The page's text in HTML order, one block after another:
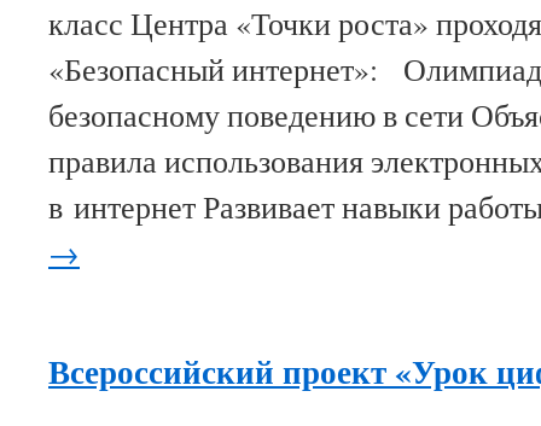
класс Центра «Точки роста»
«Безопасный интернет»:
безопасному поведению в сети
правила использования
в интернет Развивает навыки
→
Всероссийский проект «Урок